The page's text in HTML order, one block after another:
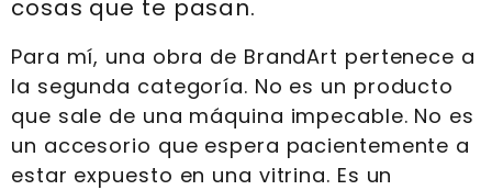
cosas que te pasan.
Para mí, una obra de BrandArt pertenece a
la segunda categoría. No es un producto
que sale de una máquina impecable. No es
un accesorio que espera pacientemente a
estar expuesto en una vitrina. Es un